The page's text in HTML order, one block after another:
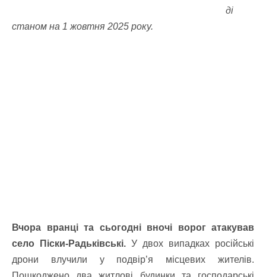
ді
станом на 1 жовтня 2025 року.
Вчора вранці та сьогодні вночі ворог атакував
село Піски-Радьківські. У двох випадках російські
дрони влучили у подвір’я місцевих жителів.